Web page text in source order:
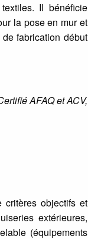
Il bénéficie
la pose en mur et
fabrication début
AFAQ et ACV,
critères objectifs et
extérieures,
(équipements